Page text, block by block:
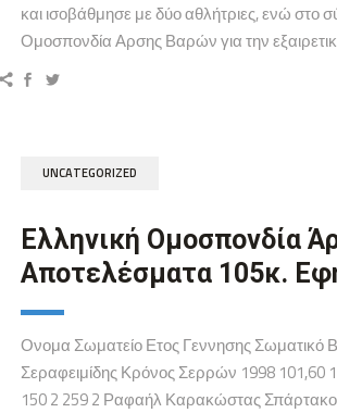
και ισοβάθμησε με δύο αθλήτριες, ενώ
Ομοσπονδία Αρσης Βαρών για την
UNCATEGORIZED
Ελληνική Ομοσπονδία
Αποτελέσματα 105κ.
Ονομα Σωματείο Ετος Γεννησης Σωματικό
Σεραφειμίδης Κρόνος Σερρών 1998 101,60
150 2 259 2 Ραφαήλ Καρακώστας